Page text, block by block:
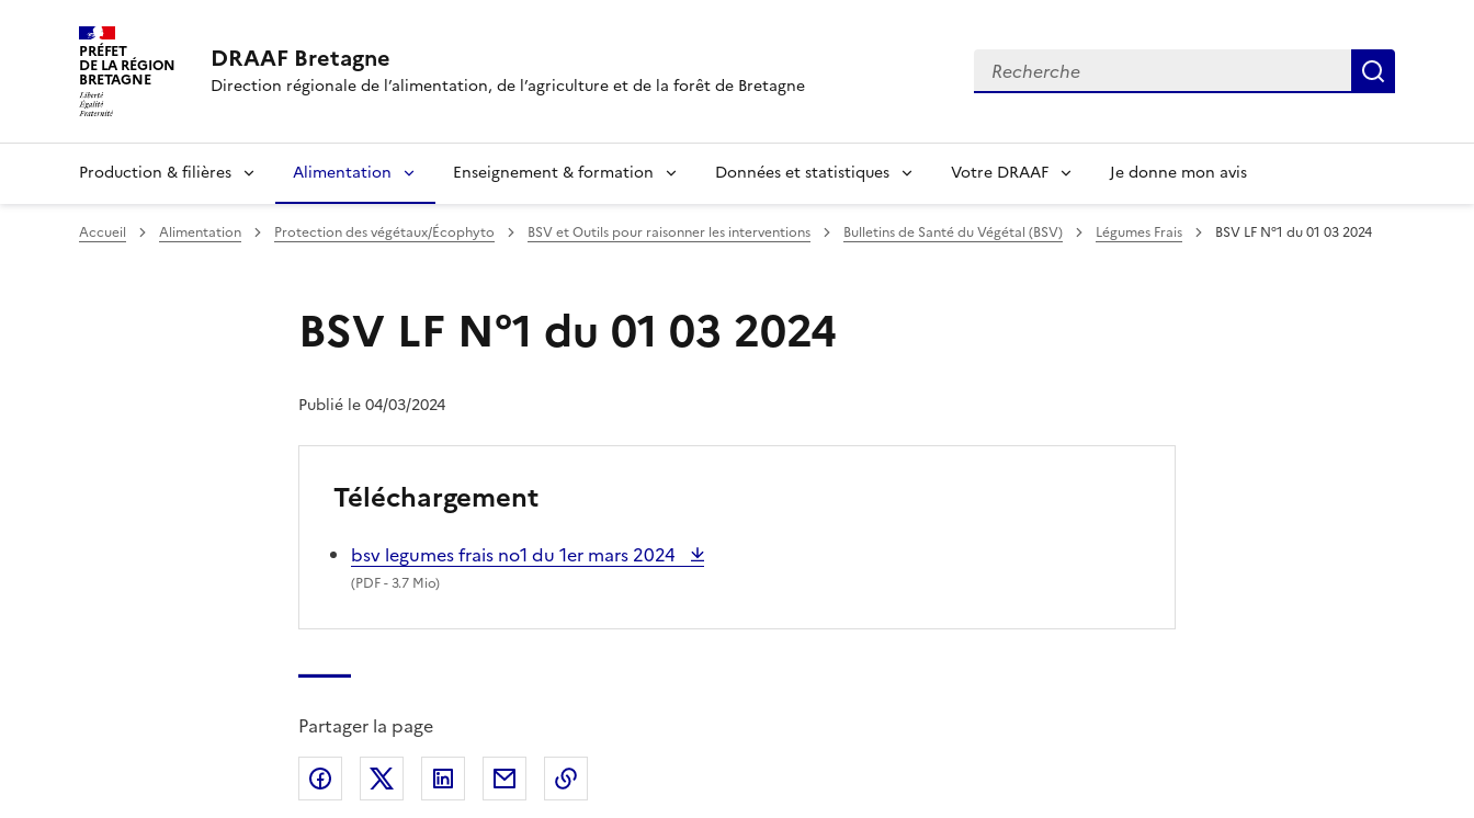
PRÉFET
DE LA RÉGION
BRETAGNE
DRAAF Bretagne
Direction régionale de l’alimentation, de l’agriculture et de la forêt de Bretagne
Recherche
Production & filières Alimentation Enseignement & formation Données et statistiques Votre DRAAF Je donne mon avis
Accueil Alimentation Protection des végétaux/Écophyto BSV et Outils pour raisonner les interventions Bulletins de Santé du Végétal (BSV) Légumes Frais BSV LF N°1 du 01 03 2024
BSV LF N°1 du 01 03 2024
Publié le 04/03/2024
Téléchargement
bsv legumes frais no1 du 1er mars 2024
(PDF- 3.7 Mio)
Partager la page
Partager sur Facebook
Partager sur X (anciennement Twitter)
Partager sur LinkedIn
Partager par email